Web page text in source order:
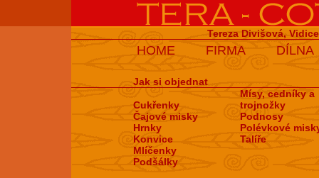
Tereza Divišová,
HOME FIRMA DÍLNA
Jak si objednat
Cukřenky
Čajové misky
Hrnky
Konvice
Mlíčenky
Podšálky
Mísy, cedníky a
trojnožky
Podnosy
Polévkové
Talíře